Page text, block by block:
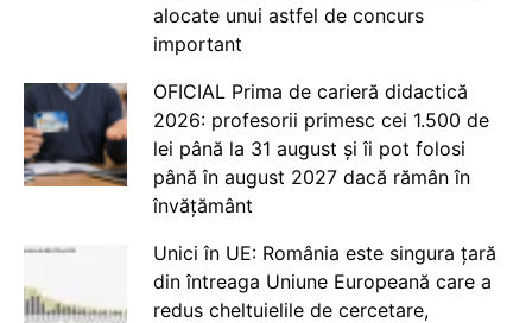
alocate unui astfel de concurs
important
OFICIAL Prima de carieră didactică
2026: profesorii primesc cei 1.500 de
lei până la 31 august și îi pot folosi
până în august 2027 dacă rămân în
învățământ
Unici în UE: România este singura țară
din întreaga Uniune Europeană care a
redus cheltuielile de cercetare,